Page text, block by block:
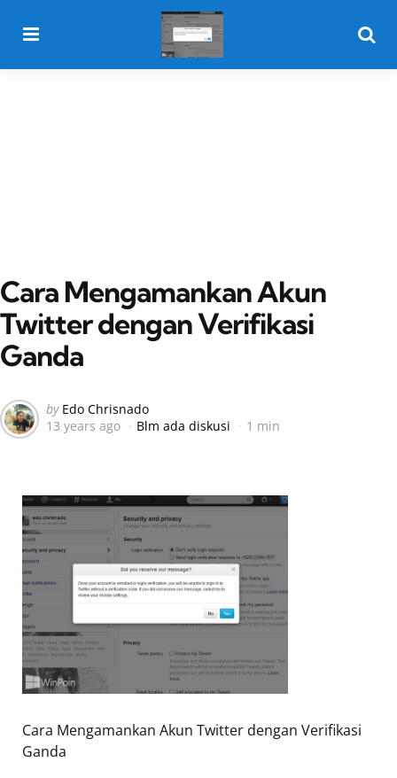
Cara Mengamankan Akun
Twitter dengan Verifikasi
Ganda
Posted
by
by Edo Chrisnado
13 years ago
Blm ada diskusi 1 min
Cara Mengamankan Akun Twitter dengan Verifikasi
Ganda